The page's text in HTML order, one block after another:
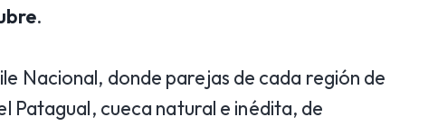
.
Nacional, donde parejas de cada región de
Patagual, cueca natural e inédita, de